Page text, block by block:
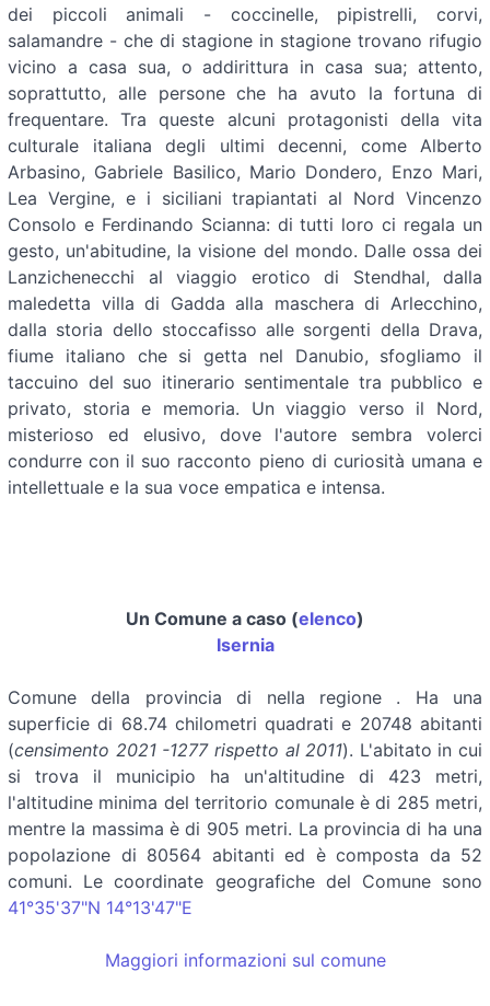
dei piccoli animali - coccinelle, pipistrelli, corvi,
salamandre - che di stagione in stagione trovano rifugio
vicino a casa sua, o addirittura in casa sua; attento,
soprattutto, alle persone che ha avuto la fortuna di
frequentare. Tra queste alcuni protagonisti della vita
culturale italiana degli ultimi decenni, come Alberto
Arbasino, Gabriele Basilico, Mario Dondero, Enzo Mari,
Lea Vergine, e i siciliani trapiantati al Nord Vincenzo
Consolo e Ferdinando Scianna: di tutti loro ci regala un
gesto, un'abitudine, la visione del mondo. Dalle ossa dei
Lanzichenecchi al viaggio erotico di Stendhal, dalla
maledetta villa di Gadda alla maschera di Arlecchino,
dalla storia dello stoccafisso alle sorgenti della Drava,
fiume italiano che si getta nel Danubio, sfogliamo il
taccuino del suo itinerario sentimentale tra pubblico e
privato, storia e memoria. Un viaggio verso il Nord,
misterioso ed elusivo, dove l'autore sembra volerci
condurre con il suo racconto pieno di curiosità umana e
intellettuale e la sua voce empatica e intensa.
Un Comune a caso (elenco)
Isernia
Comune della provincia di nella regione . Ha una
superficie di 68.74 chilometri quadrati e 20748 abitanti
(censimento 2021 -1277 rispetto al 2011). L'abitato in cui
si trova il municipio ha un'altitudine di 423 metri,
l'altitudine minima del territorio comunale è di 285 metri,
mentre la massima è di 905 metri. La provincia di ha una
popolazione di 80564 abitanti ed è composta da 52
comuni. Le coordinate geografiche del Comune sono
41°35'37"N 14°13'47"E
Maggiori informazioni sul comune